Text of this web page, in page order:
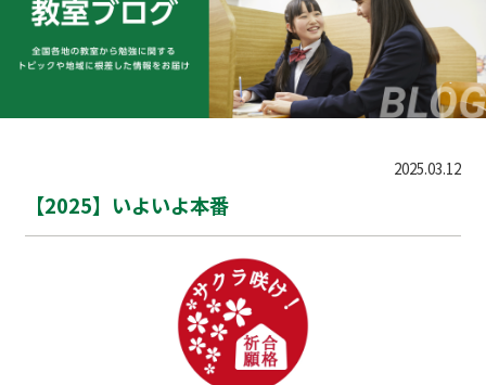
2025.03.12
【2025】いよいよ本番